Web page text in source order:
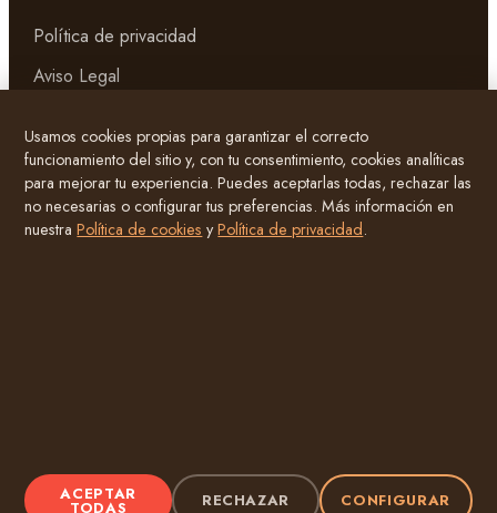
Política de privacidad
Aviso Legal
Términos y condiciones
Atención al cliente
©2026Alma Marroquí · viajesalmamarroqui.com
Pago seguro · Hecho con alma en Marrakech
Usamos cookies propias para garantizar el correcto
funcionamiento del sitio y, con tu consentimiento, cookies analíticas
para mejorar tu experiencia. Puedes aceptarlas todas, rechazar las
no necesarias o configurar tus preferencias. Más información en
nuestraPolítica de cookies yPolítica de privacidad.
ACEPTAR
TODAS RECHAZAR CONFIGURAR